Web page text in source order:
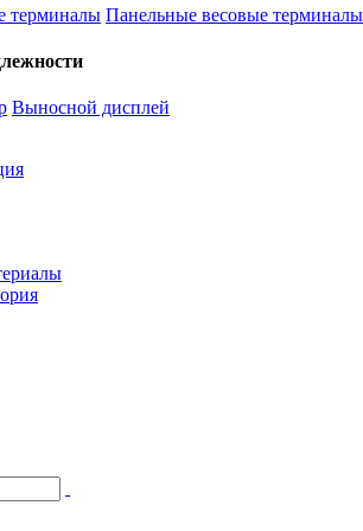
терминалы Панельные весовые терминалы
Выносной дисплей